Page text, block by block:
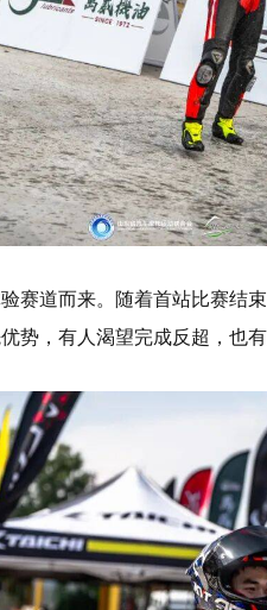
赛道而来。随着首站比赛结
势，有人渴望完成反超，也